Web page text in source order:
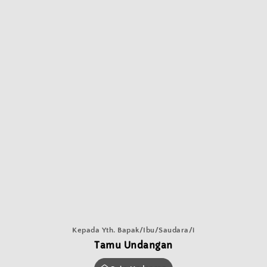
Fadly & Ivo
Kepada Yth. Bapak/Ibu/Saudara/i
Tamu Undangan